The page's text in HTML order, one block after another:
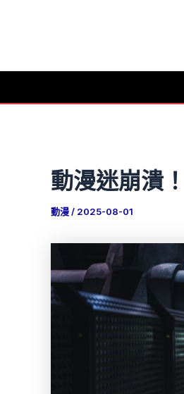
要
動漫迷崩潰
動漫/ 2025-08-01